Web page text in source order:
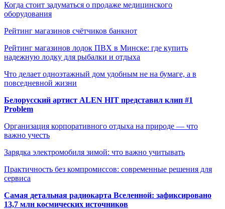
Когда стоит задуматься о продаже медицинского
оборудования
Рейтинг магазинов счётчиков банкнот
Рейтинг магазинов лодок ПВХ в Минске: где купить
надежную лодку для рыбалки и отдыха
Что делает одноэтажный дом удобным не на бумаге, а в
повседневной жизни
Белорусский артист ALEN HIT представил клип #1
Problem
Организация корпоративного отдыха на природе — что
важно учесть
Зарядка электромобиля зимой: что важно учитывать
Практичность без компромиссов: современные решения для
сервиса
Самая детальная радиокарта Вселенной: зафиксировано
13,7 млн космических источников